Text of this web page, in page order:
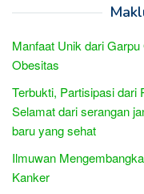
Manfaat Unik dari
Obesitas
Terbukti, Partisipasi dari
Selamat dari serangan
baru yang sehat
Ilmuwan
Kanker